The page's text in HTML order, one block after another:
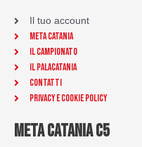
Il tuo account
Meta Catania
Il Campionato
Il Palacatania
Contatti
Privacy e Cookie Policy
META CATANIA C5